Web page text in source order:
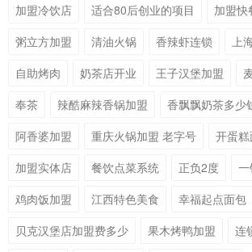
加盟冷饮店
适合80后创业的项目
加盟快
粥立方加盟
清油火锅 香辣虾连锁
上
自助烤肉
奶茶店开业 王子汉堡加盟
奉茶
辣酷麻辣香锅加盟
香飘飘奶茶多少
阿香婆加盟
重庆火锅加盟 老字号
开蛋
加盟实体店
餐饮点菜系统 正负2度
鸡肉饭加盟
江西特色美食
幸福起点面包
贝克汉堡店加盟费多少
果木烤鸭加盟
连